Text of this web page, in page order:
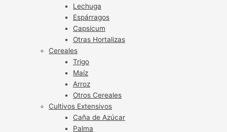
Lechuga
Espárragos
Capsicum
Otras Hortalizas
Cereales
Trigo
Maíz
Arroz
Otros Cereales
Cultivos Extensivos
Caña de Azúcar
Palma